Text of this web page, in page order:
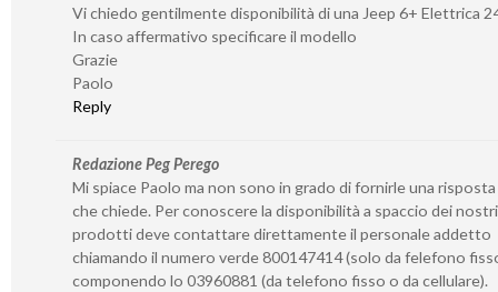
Vi chiedo gentilmente disponibilità di una Jeep 6+ Elettrica
In caso affermativo specificare il modello
Grazie
Paolo
Reply
Redazione Peg Perego
Mi spiace Paolo ma non sono in grado di fornirle una
che chiede. Per conoscere la disponibilità a spaccio dei nostri
prodotti deve contattare direttamente il personale addetto
chiamando il numero verde 800147414 (solo da felefono
componendo lo 03960881 (da telefono fisso o da cellulare).